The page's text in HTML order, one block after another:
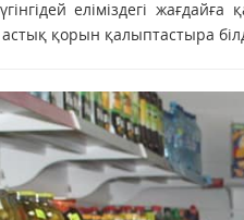
еліміздегі
қорын қалыптастыра